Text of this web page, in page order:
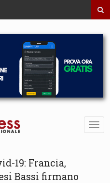
19: Francia,
Bassi firmano